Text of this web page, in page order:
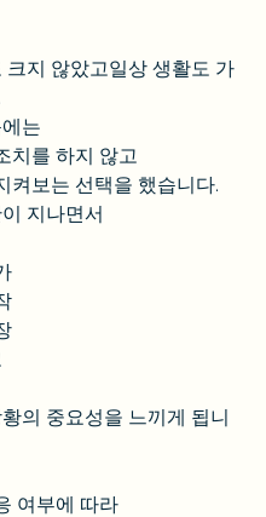
크지 않았고일상 생활도 가
는
치를 하지 않고
켜보는 선택을 했습니다.
지나면서
의 중요성을 느끼게 됩니
여부에 따라